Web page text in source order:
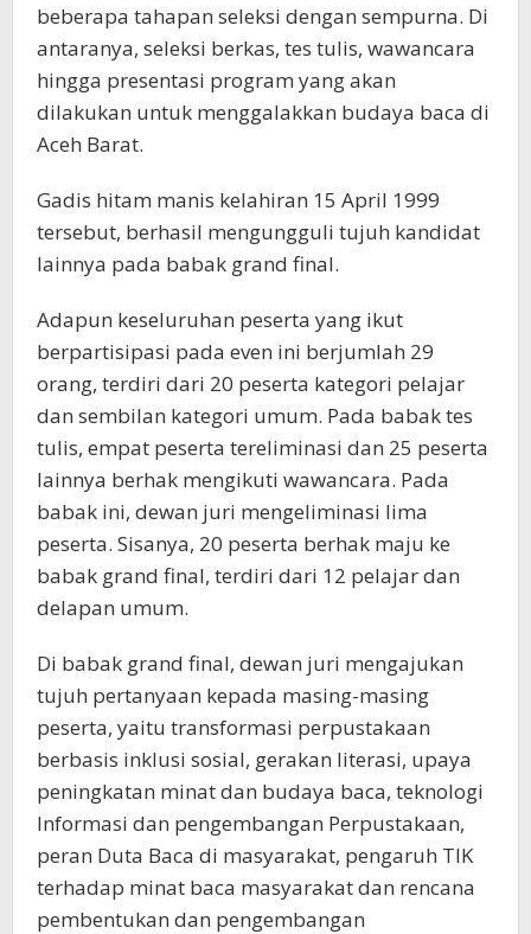
beberapa tahapan seleksi dengan sempurna. Di
antaranya, seleksi berkas, tes tulis, wawancara
hingga presentasi program yang akan
dilakukan untuk menggalakkan budaya baca di
Aceh Barat.
Gadis hitam manis kelahiran 15 April 1999
tersebut, berhasil mengungguli tujuh kandidat
lainnya pada babak grand final.
Adapun keseluruhan peserta yang ikut
berpartisipasi pada even ini berjumlah 29
orang, terdiri dari 20 peserta kategori pelajar
dan sembilan kategori umum. Pada babak tes
tulis, empat peserta tereliminasi dan 25 peserta
lainnya berhak mengikuti wawancara. Pada
babak ini, dewan juri mengeliminasi lima
peserta. Sisanya, 20 peserta berhak maju ke
babak grand final, terdiri dari 12 pelajar dan
delapan umum.
Di babak grand final, dewan juri mengajukan
tujuh pertanyaan kepada masing-masing
peserta, yaitu transformasi perpustakaan
berbasis inklusi sosial, gerakan literasi, upaya
peningkatan minat dan budaya baca, teknologi
Informasi dan pengembangan Perpustakaan,
peran Duta Baca di masyarakat, pengaruh TIK
terhadap minat baca masyarakat dan rencana
pembentukan dan pengembangan